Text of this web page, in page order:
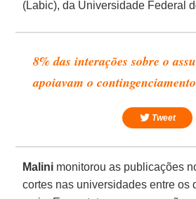
(Labic), da Universidade Federal
8% das interações sobre o
apoiavam o
Tweet
Malini monitorou as publicações
cortes nas universidades entre os